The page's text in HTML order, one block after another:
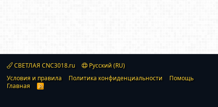
СВЕТЛАЯ CNC3018.ru
Русский (RU)
Условия и правила
Политика конфиденциальности
Помощь
Главная
R
S